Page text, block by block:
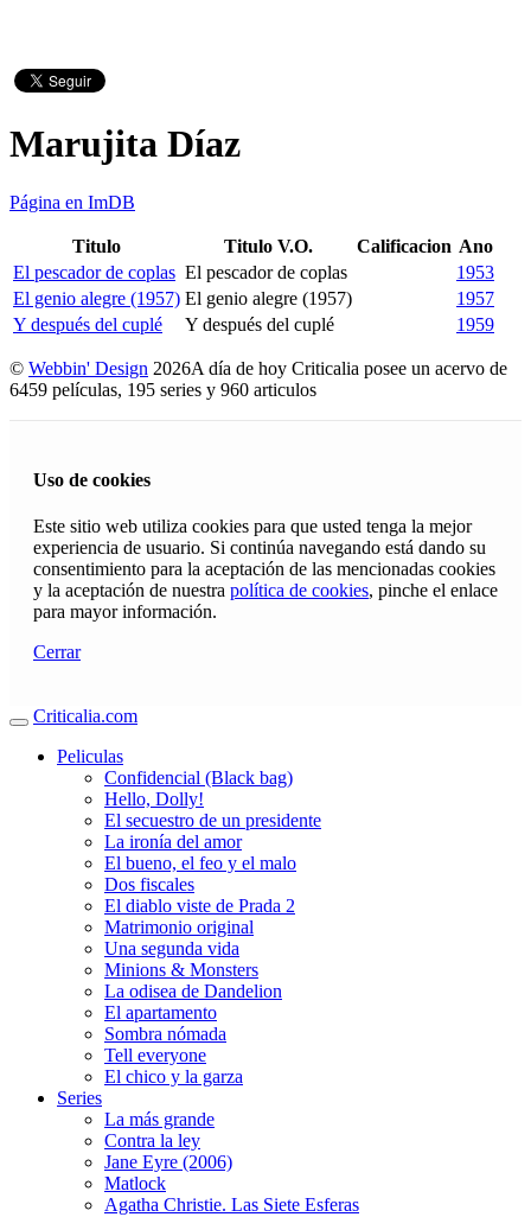
Marujita Díaz
Página en ImDB
Titulo Titulo V.O. Calificacion Ano
El pescador de coplas El pescador de coplas
1953
El genio alegre (1957) El genio alegre (1957)
1957
Y después del cuplé
Y después del cuplé 1959
© Webbin' Design 2026A día de hoy Criticalia posee un acervo de
6459 películas, 195 series y 960 articulos
Uso de cookies
Este sitio web utiliza cookies para que usted tenga la mejor
experiencia de usuario. Si continúa navegando está dando su
consentimiento para la aceptación de las mencionadas cookies
y la aceptación de nuestra política de cookies, pinche el enlace
para mayor información.
Cerrar
Criticalia.com
Peliculas
Confidencial (Black bag)
Hello, Dolly!
El secuestro de un presidente
La ironía del amor
El bueno, el feo y el malo
Dos fiscales
El diablo viste de Prada 2
Matrimonio original
Una segunda vida
Minions & Monsters
La odisea de Dandelion
El apartamento
Sombra nómada
Tell everyone
El chico y la garza
Series
La más grande
Contra la ley
Jane Eyre (2006)
Matlock
Agatha Christie. Las Siete Esferas